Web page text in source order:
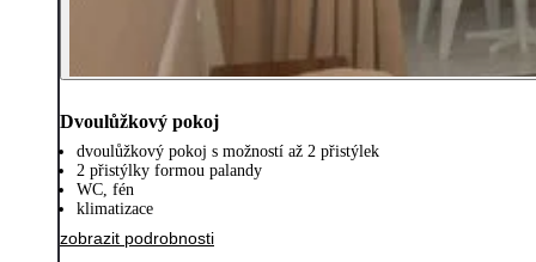
Dvoulůžkový pokoj
dvoulůžkový pokoj s možností až 2 přistýlek
2 přistýlky formou palandy
WC, fén
klimatizace
zobrazit podrobnosti